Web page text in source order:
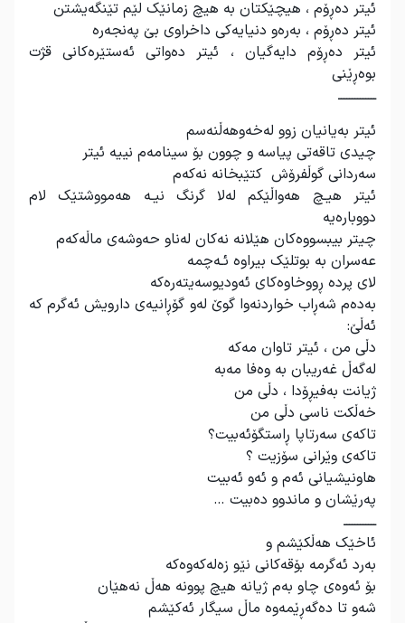
ئیتر دەڕۆم ، هیچێکتان بە هیچ زمانێک لێم تێنگەیشتن
ئیتر دەڕۆم ، بەرەو دنیایەکی داخراوی بێ پەنجەرە
ئیتر دەڕۆم دایەگیان ، ئیتر دەواتی ئەستێرەکانی قژت
بوەڕێنی
ــــــــــــــ
ئیتر بەیانیان زوو لەخەوهەڵنەسم
چیدی تاقەتی پیاسە و چوون بۆ سینامەم نییە ئیتر
سەردانی گوڵفرۆش کتێبخانە نەکەم
ئیتر هیـچ هەواڵێکم لەلا گرنگ نیـە هەمووشتێک لام
دووبارەیە
چیتر بیبسووەکان هێلانە نەکان لەناو حەوشەی ماڵەکەم
عەسران بە بوتلێک بیراوە ئـەچمە
لای پردە ڕووخاوەکای ئەودیوسەیتەرەکە
بەدەم شەڕاب خواردنەوا گوێ لەو گۆڕانیەی دارویش ئەگرم کە
ئەڵێ:
دڵی من ، ئیتر تاوان مەکە
لەگەڵ غەریبان بە وەفا مەبە
ژیانت بەفیڕۆدا ، دڵی من
خەڵکت ناسی دڵی من
تاکەی سەرتاپا ڕاستگۆئەبیت؟
تاکەی وێرانی سۆزیت ؟
هاونیشیانی ئەم و ئەو ئەبیت
پەرێشان و ماندوو دەبیت …
ــــــــــــ
ئاخێک هەڵکێشم و
بەرد ئەگرمە بۆقەکانی نێو زەلەکەوەکە
بۆ ئەوەی چاو بەم ژیانە هیچ پوونە هەڵ نەهێان
شەو تا دەگەڕێمەوە ماڵ سیگار ئەکێشم